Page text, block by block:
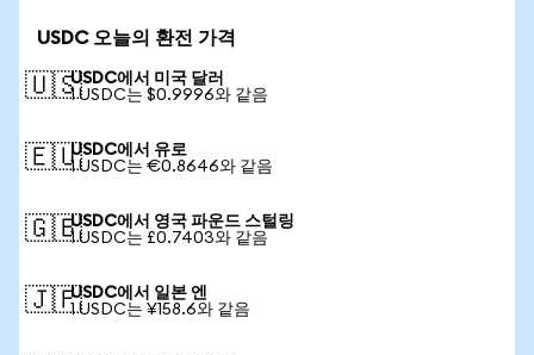
USDC 오늘의 환전 가격
🇺🇸USDC에서 미국 달러
1 USDC는 $0.9996와 같음
🇪🇺USDC에서 유로
1 USDC는 €0.8646와 같음
🇬🇧USDC에서 영국 파운드 스털링
1 USDC는 £0.7403와 같음
🇯🇵USDC에서 일본 엔
1 USDC는 ¥158.6와 같음